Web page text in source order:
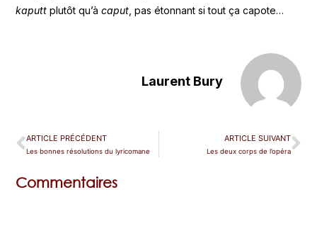
kaputt plutôt qu’àcaput , pas étonnant si tout ça capote…
Laurent Bury
ARTICLE PRÉCÉDENT
Les bonnes résolutions du lyricomane
ARTICLE SUIVANT
Les deux corps de l’opéra
Commentaires